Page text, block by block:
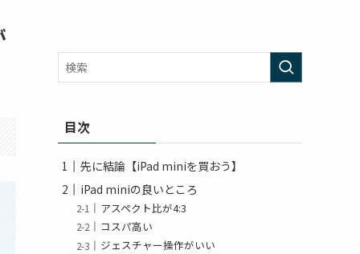
目次
先に結論【iPad miniを買おう】
iPad miniの良いところ
アスペクト比が4:3
コスパ高い
ジェスチャー操作がいい